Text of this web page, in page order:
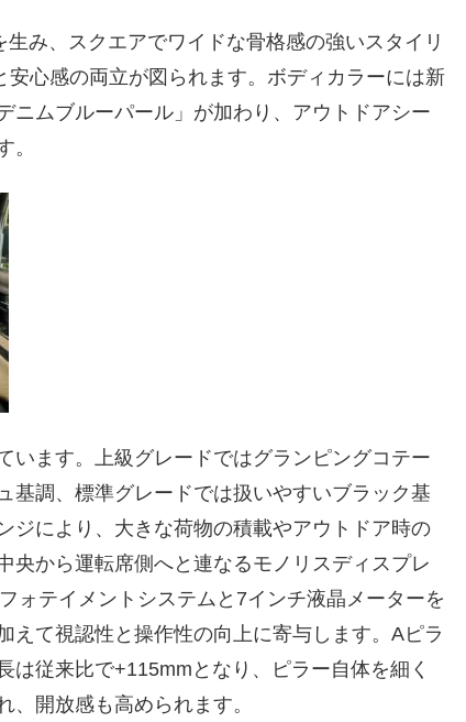
み、スクエアでワイドな骨格感の強いスタイリ
心感の両立が図られます。ボディカラーには新
ニムブルーパール」が加わり、アウトドアシー
。
います。上級グレードではグランピングコテー
基調、標準グレードでは扱いやすいブラック基
ジにより、大きな荷物の積載やアウトドア時の
央から運転席側へと連なるモノリスディスプレ
ォテイメントシステムと7インチ液晶メーターを
えて視認性と操作性の向上に寄与します。Aピラ
は従来比で+115mmとなり、ピラー自体を細く
開放感も高められます。